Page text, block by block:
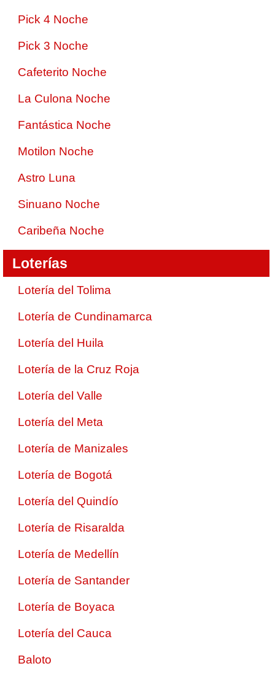
Pick 4 Noche
Pick 3 Noche
Cafeterito Noche
La Culona Noche
Fantástica Noche
Motilon Noche
Astro Luna
Sinuano Noche
Caribeña Noche
Loterías
Lotería del Tolima
Lotería de Cundinamarca
Lotería del Huila
Lotería de la Cruz Roja
Lotería del Valle
Lotería del Meta
Lotería de Manizales
Lotería de Bogotá
Lotería del Quindío
Lotería de Risaralda
Lotería de Medellín
Lotería de Santander
Lotería de Boyaca
Lotería del Cauca
Baloto